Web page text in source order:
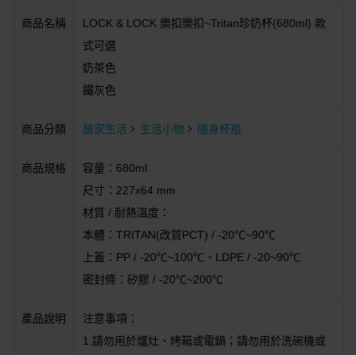
商品名稱
LOCK & LOCK 樂扣樂扣~Tritan珍奶杯(680ml) 款
式可選
奶茶色
鐵灰色
商品分類 居家生活 生活小物 隨身杯瓶
商品規格
容量：680ml
尺寸：227x64 mm
材質 / 耐熱溫度：
本體：TRITAN(改質PCT) / -20℃~90℃
上蓋：PP / -20℃~100℃、LDPE / -20~90℃
密封條：矽膠 / -20℃~200℃
產品說明
注意事項：
1.請勿用於爐灶、烤箱或電鍋；請勿用於洗碗機或